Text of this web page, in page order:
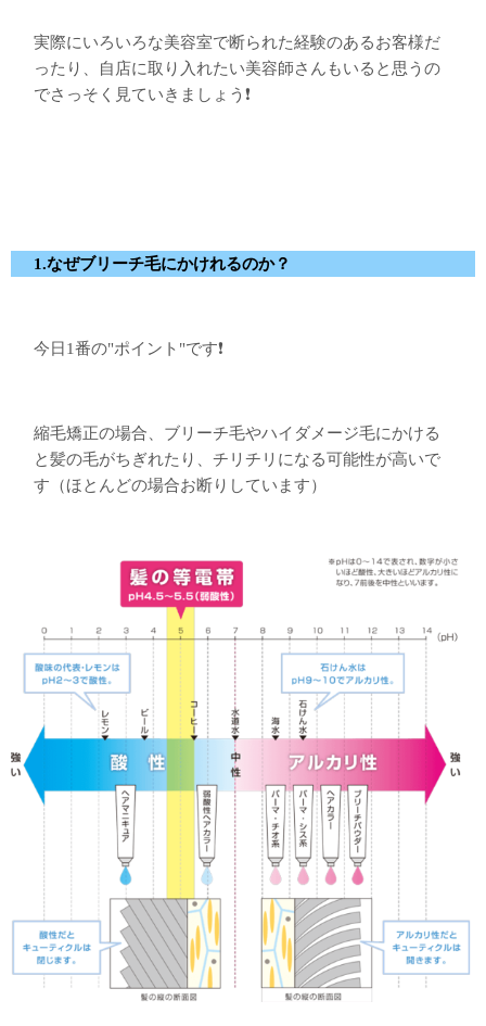
実際にいろいろな美容室で断られた経験のあるお客様だ
ったり、自店に取り入れたい美容師さんもいると思うの
でさっそく見ていきましょう❗️
1.なぜブリーチ毛にかけれるのか？
今日1番の"ポイント"です❗️
縮毛矯正の場合、ブリーチ毛やハイダメージ毛にかける
と髪の毛がちぎれたり、チリチリになる可能性が高いで
す（ほとんどの場合お断りしています）